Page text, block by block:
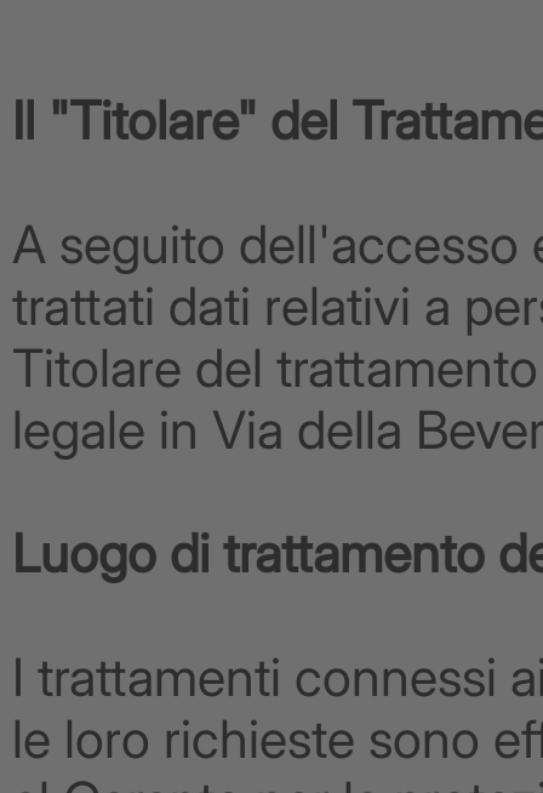
Il "Titolare" del
A seguito dell'accesso
trattati dati relativi a
Titolare del
legale in Via della
Luogo di trattamento
I trattamenti connessi
le loro richieste sono